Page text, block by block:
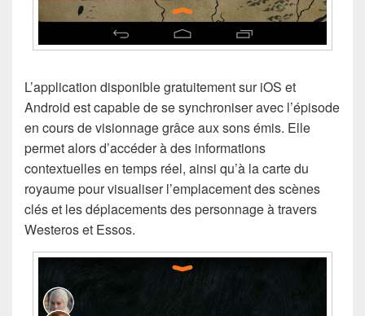
L’application disponible gratuitement sur iOS et
Android est capable de se synchroniser avec l’épisode
en cours de visionnage grâce aux sons émis. Elle
permet alors d’accéder à des informations
contextuelles en temps réel, ainsi qu’à la carte du
royaume pour visualiser l’emplacement des scènes
clés et les déplacements des personnage à travers
Westeros et Essos.